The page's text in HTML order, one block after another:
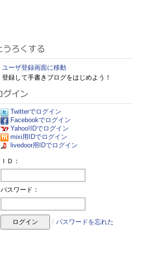
ユーザ登録画面に移動
登録して手書きブログをはじめよう！
Twitterでログイン
Facebookでログイン
Yahoo!IDでログイン
mixi用IDでログイン
livedoor用IDでログイン
ＩＤ：
パスワード：
/ パスワードを忘れた